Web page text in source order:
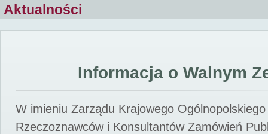
Aktualności
Informacja o Walnym
W imieniu Zarządu Krajowego
Rzeczoznawców i Konsultantów Zamówień